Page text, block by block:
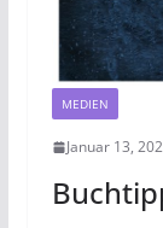
MEDIEN
Januar 13,